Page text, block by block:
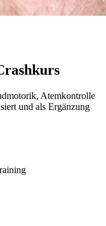
Atemkontrolle
und als Ergänzung